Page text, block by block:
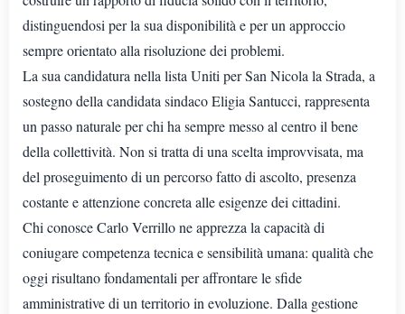
distinguendosi per la sua disponibilità e per un approccio
sempre orientato alla risoluzione dei problemi.
La sua candidatura nella lista Uniti per San Nicola la Strada, a
sostegno della candidata sindaco Eligia Santucci, rappresenta
un passo naturale per chi ha sempre messo al centro il bene
della collettività. Non si tratta di una scelta improvvisata, ma
del proseguimento di un percorso fatto di ascolto, presenza
costante e attenzione concreta alle esigenze dei cittadini.
Chi conosce Carlo Verrillo ne apprezza la capacità di
coniugare competenza tecnica e sensibilità umana: qualità che
oggi risultano fondamentali per affrontare le sfide
amministrative di un territorio in evoluzione. Dalla gestione